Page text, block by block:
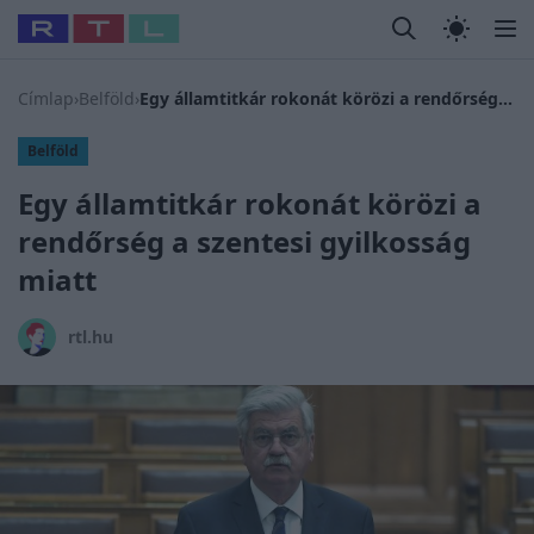
Legfrissebb RTL Híradó Randi Celeb
Babits Marcella Most Wanted #Gallusz
Címlap›Belföld› Egy államtitkár rokonát körözi a rendőrség a szentesi gyilkosság miatt
Belföld
Egy államtitkár rokonát körözi a
rendőrség a szentesi gyilkosság
miatt
rtl.hu